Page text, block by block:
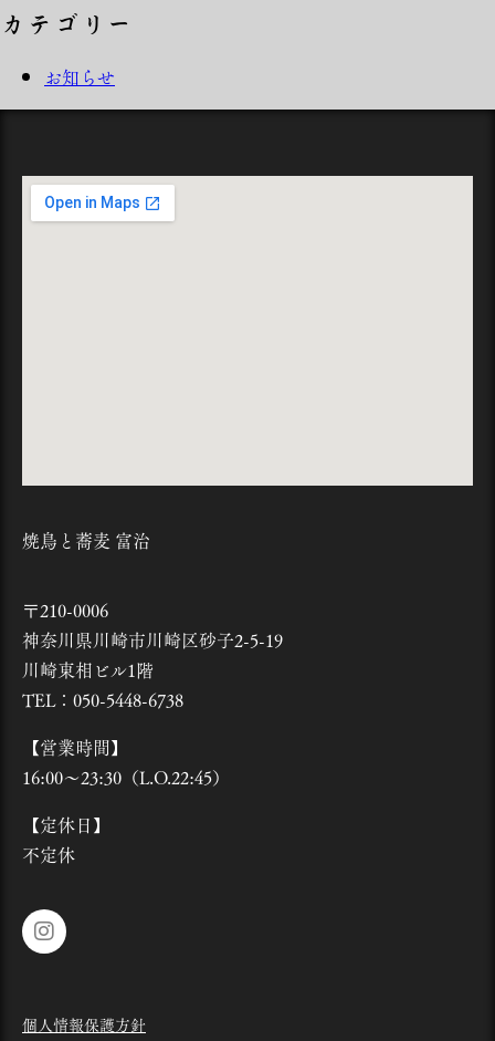
カテゴリー
お知らせ
焼鳥と蕎麦 富治
〒210-0006
神奈川県川崎市川崎区砂子2-5-19
川崎東相ビル1階
TEL：050-5448-6738
【営業時間】
16:00～23:30（L.O.22:45）
【定休日】
不定休
個人情報保護方針